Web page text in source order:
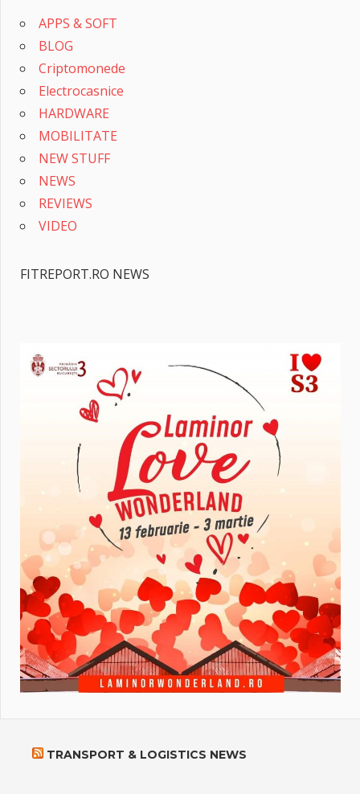
APPS & SOFT
BLOG
Criptomonede
Electrocasnice
HARDWARE
MOBILITATE
NEW STUFF
NEWS
REVIEWS
VIDEO
FITREPORT.RO NEWS
TRANSPORT & LOGISTICS NEWS